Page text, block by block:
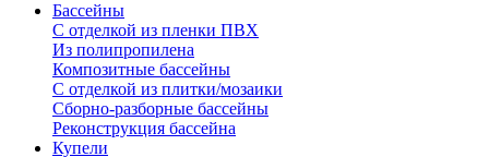
Бассейны
С отделкой из пленки ПВХ
Из полипропилена
Композитные бассейны
С отделкой из плитки/мозаики
Сборно-разборные бассейны
Реконструкция бассейна
Купели